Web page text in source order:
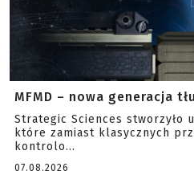
MFMD – nowa generacja
Strategic Sciences stworzyło
które zamiast klasycznych
kontrolo...
07.08.2026